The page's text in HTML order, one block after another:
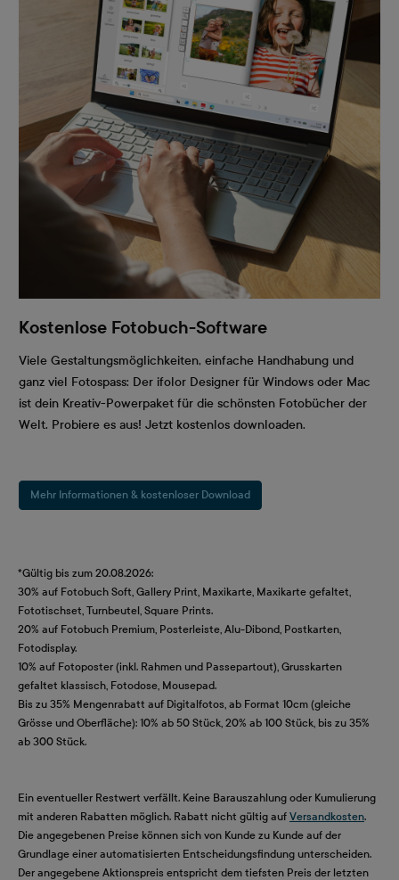
Kostenlose Fotobuch-Software
Viele Gestaltungsmöglichkeiten, einfache Handhabung und
ganz viel Fotospass: Der ifolor Designer für Windows oder Mac
ist dein Kreativ-Powerpaket für die schönsten Fotobücher der
Welt. Probiere es aus! Jetzt kostenlos downloaden.
Mehr Informationen & kostenloser Download
*Gültig bis zum 20.08.2026:
30% auf Fotobuch Soft, Gallery Print, Maxikarte, Maxikarte gefaltet,
Fototischset, Turnbeutel, Square Prints.
20% auf Fotobuch Premium, Posterleiste, Alu-Dibond, Postkarten,
Fotodisplay.
10% auf Fotoposter (inkl. Rahmen und Passepartout), Grusskarten
gefaltet klassisch, Fotodose, Mousepad.
Bis zu 35% Mengenrabatt auf Digitalfotos, ab Format 10cm (gleiche
Grösse und Oberfläche): 10% ab 50 Stück, 20% ab 100 Stück, bis zu 35%
ab 300 Stück.
Ein eventueller Restwert verfällt. Keine Barauszahlung oder Kumulierung
mit anderen Rabatten möglich. Rabatt nicht gültig auf Versandkosten.
Die angegebenen Preise können sich von Kunde zu Kunde auf der
Grundlage einer automatisierten Entscheidungsfindung unterscheiden.
Der angegebene Aktionspreis entspricht dem tiefsten Preis der letzten